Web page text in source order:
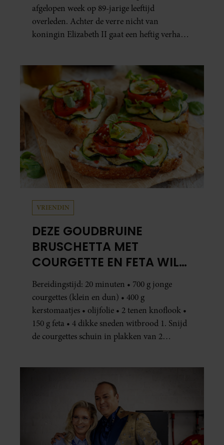
afgelopen week op 89-jarige leeftijd
overleden. Achter de verre nicht van
koningin Elizabeth II gaat een heftig verhaal
VRIENDIN
DEZE GOUDBRUINE
BRUSCHETTA MET
COURGETTE EN FETA WIL
JE METEEN MAKEN
Bereidingstijd: 20 minuten • 700 g jonge
courgettes (klein en dun) • 400 g
kerstomaatjes • olijfolie • 2 tenen knoflook •
150 g feta • 4 dikke sneden witbrood 1. Snijd
de courgettes schuin in plakken van 2